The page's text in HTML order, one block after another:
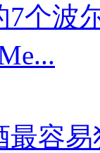
7个波
最容